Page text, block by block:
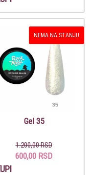
NEMA NA STANJU
Gel 35
1.200,00 RSD
600,00 RSD